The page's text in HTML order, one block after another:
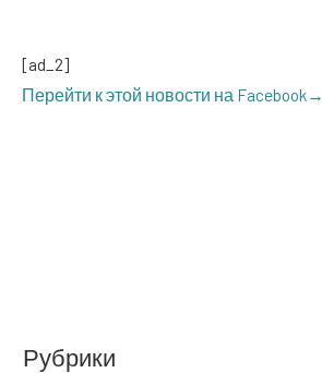
Рубрики
[ad_2]
Перей­ти к этой ново­сти на Facebook→